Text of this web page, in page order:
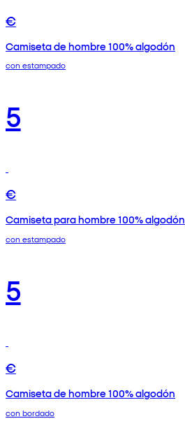
€
Camiseta de hombre 100% algodón
con estampado
5
€
Camiseta para hombre 100% algodón
con estampado
5
€
Camiseta de hombre 100% algodón
con bordado